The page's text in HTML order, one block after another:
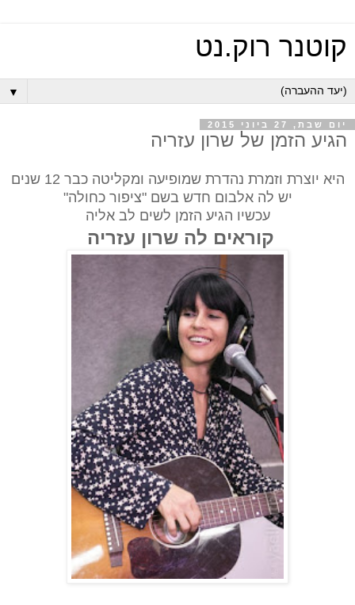
קוטנר רוק.נט
▼
יום שבת, 27 ביוני 2015
הגיע הזמן של שרון עזריה
היא יוצרת וזמרת נהדרת שמופיעה ומקליטה כבר 12 שנים
יש לה אלבום חדש בשם "ציפור כחולה"
עכשיו הגיע הזמן לשים לב אליה
קוראים לה שרון עזריה